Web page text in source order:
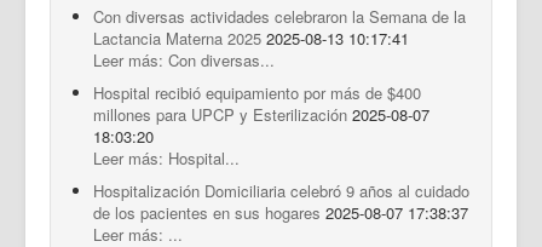
Con diversas actividades celebraron la Semana de la
Lactancia Materna 2025 2025-08-13 10:17:41
Leer más: Con diversas...
Hospital recibió equipamiento por más de $400
millones para UPCP y Esterilización 2025-08-07
18:03:20
Leer más: Hospital...
Hospitalización Domiciliaria celebró 9 años al cuidado
de los pacientes en sus hogares 2025-08-07 17:38:37
Leer más: ...